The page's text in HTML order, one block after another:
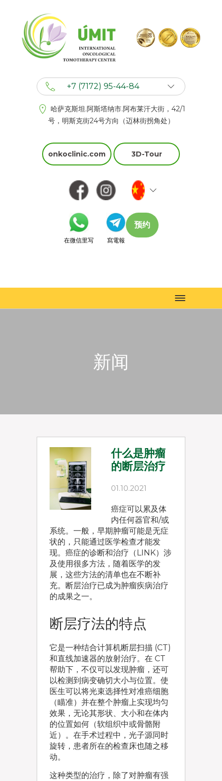
+7 (7172) 95-44-84
+7 (777) 201 44 44
哈萨克斯坦.阿斯塔纳市.阿布莱汗大街，42/1
号，明斯克街24号方向（迈林街拐角处）
onkoclinic.com 3D-Tour
在微信里写 寫電報
预约
Toggle
navigation
新闻
什么是肿瘤
的断层治疗
01.10.2021
癌症可以累及体
内任何器官和/或
系统。一般，早期肿瘤可能是无症
状的，只能通过医学检查才能发
现。癌症的诊断和治疗（LINK）涉
及使用很多方法，随着医学的发
展，这些方法的清单也在不断补
充。断层治疗已成为肿瘤疾病治疗
的成果之一。
断层疗法的特点
它是一种结合计算机断层扫描 (CT)
和直线加速器的放射治疗。在 CT
帮助下，不仅可以发现肿瘤，还可
以检测到病变确切大小与位置。使
医生可以将光束选择性对准癌细胞
（瞄准）并在整个肿瘤上实现均匀
效果，无论其形状、大小和在体内
的位置如何（软组织中或骨骼附
近）。在手术过程中，光子源同时
旋转，患者所在的检查床也随之移
动。
这种类型的治疗，除了对肿瘤有强